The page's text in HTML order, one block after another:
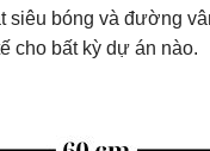
siêu bóng và đường
cho bất kỳ dự án nào.